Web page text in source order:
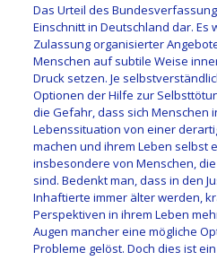
Das Urteil des
Einschnitt in Deutschland dar. Es
Zulassung organisierter
Menschen auf subtile Weise
Druck setzen. Je
Optionen der Hilfe zur
die Gefahr, dass sich Menschen
Lebenssituation von einer
machen und ihrem Leben selbst
insbesondere von Menschen,
sind. Bedenkt man, dass in den
Inhaftierte immer älter werden,
Perspektiven in ihrem Leben
Augen mancher eine mögliche
Probleme gelöst. Doch dies ist